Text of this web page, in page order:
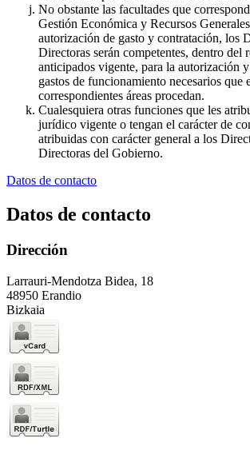
No obstante las facultades que
Gestión Económica y Recursos
autorización de gasto y contratación, los
Directoras serán competentes, dentro del
anticipados vigente, para la autorización
gastos de funcionamiento necesarios que
correspondientes áreas procedan.
Cualesquiera otras funciones que les
jurídico vigente o tengan el carácter de
atribuidas con carácter general a los
Directoras del Gobierno.
Datos de contacto
Datos de contacto
Dirección
Larrauri-Mendotza Bidea, 18
48950 Erandio
Bizkaia